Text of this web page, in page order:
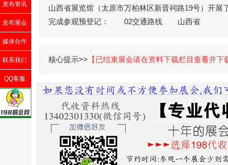
山西省展览馆（太原市万柏林区新晋祠路19号）开
完成参观预登记： 02交通路线 山西省
核心提示>> 【已结束展会请在资料下载栏目查看并
发布资讯
发布展会
媒体合作
联系我们
QQ客服